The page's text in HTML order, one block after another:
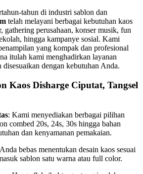
tahun di industri sablon dan
telah melayani berbagai kebutuhan kaos
gathering perusahaan, konser musik, fun
hingga kampanye sosial. Kami
yang kompak dan profesional
itulah kami menghadirkan layanan
dengan kebutuhan Anda.
Kaos Disharge Ciputat, Tangsel
: Kami menyediakan berbagai pilihan
combed 20s, 24s, 30s hingga bahan
dan kenyamanan pemakaian.
bebas menentukan desain kaos sesuai
sablon satu warna atau full color.